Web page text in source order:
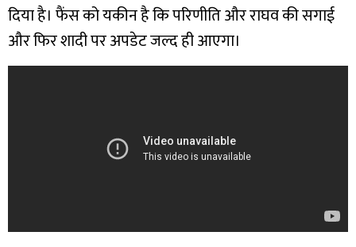
दिया है। फैंस को यकीन है कि परिणीति और राघव की सगाई
और फिर शादी पर अपडेट जल्द ही आएगा।